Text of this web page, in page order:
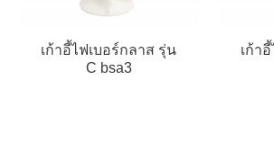
เก้าอี้ไฟเบอร์กลาส รุ่น
C bsa3
เก้า